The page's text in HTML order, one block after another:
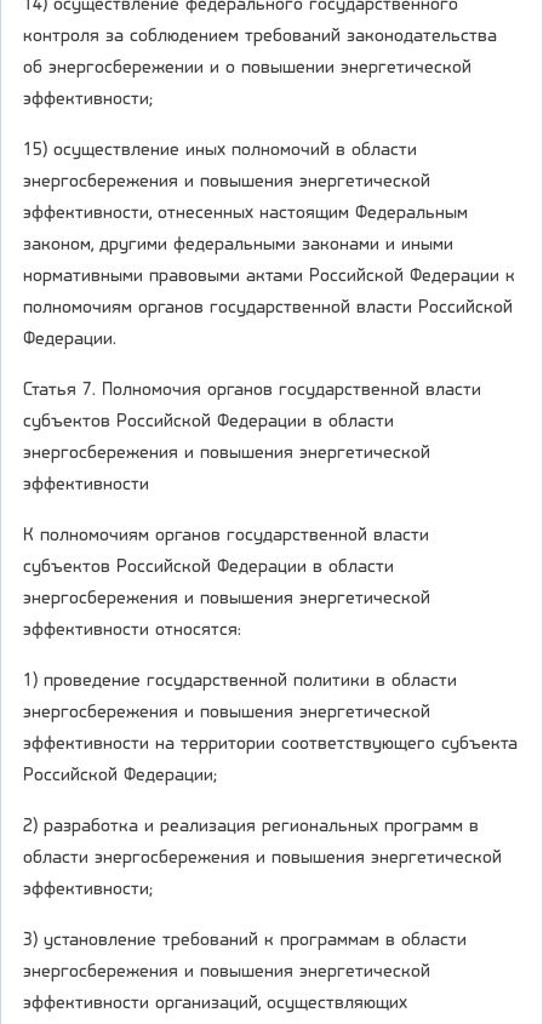
14) осуществление федерального государственного
контроля за соблюдением требований законодательства
об энергосбережении и о повышении энергетической
эффективности;
15) осуществление иных полномочий в области
энергосбережения и повышения энергетической
эффективности, отнесенных настоящим Федеральным
законом, другими федеральными законами и иными
нормативными правовыми актами Российской Федерации к
полномочиям органов государственной власти Российской
Федерации.
Статья 7. Полномочия органов государственной власти
субъектов Российской Федерации в области
энергосбережения и повышения энергетической
эффективности
К полномочиям органов государственной власти
субъектов Российской Федерации в области
энергосбережения и повышения энергетической
эффективности относятся:
1) проведение государственной политики в области
энергосбережения и повышения энергетической
эффективности на территории соответствующего субъекта
Российской Федерации;
2) разработка и реализация региональных программ в
области энергосбережения и повышения энергетической
эффективности;
3) установление требований к программам в области
энергосбережения и повышения энергетической
эффективности организаций, осуществляющих